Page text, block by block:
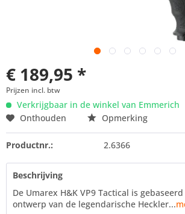
€ 189,95 *
Prijzen incl. btw
Verkrijgbaar in de winkel van Emmerich
Onthouden
Opmerking
Productnr.: 2.6366
Beschrijving
De Umarex H&K VP9 Tactical is
ontwerp van de legendarische Heckler...